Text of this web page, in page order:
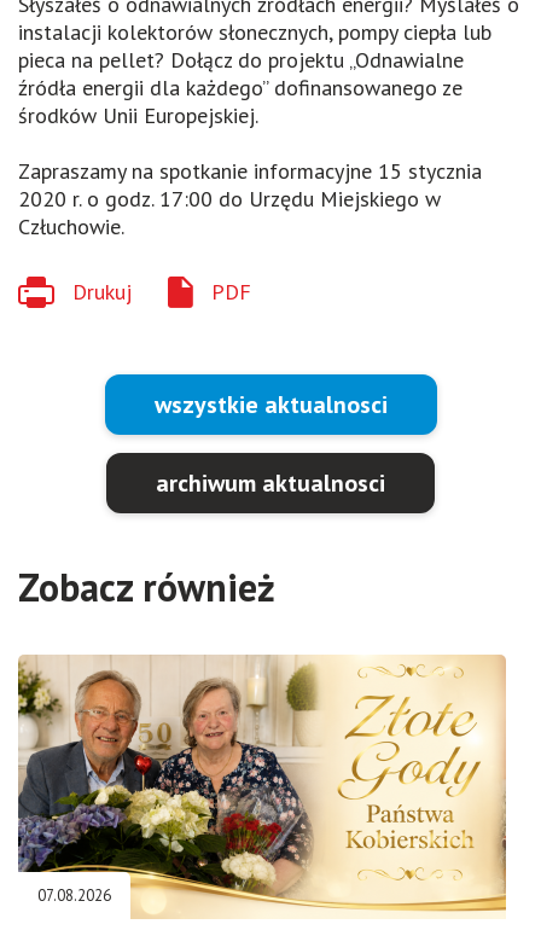
instalacji kolektorów słonecznych, pompy ciepła lub
pieca na pellet? Dołącz do projektu „Odnawialne
źródła energii dla każdego” dofinansowanego ze
środków Unii Europejskiej.
Zapraszamy na spotkanie informacyjne 15 stycznia
2020 r. o godz. 17:00 do Urzędu Miejskiego w
Człuchowie.
Drukuj PDF
wszystkie aktualnosci
archiwum aktualnosci
Zobacz również
07.08.2026